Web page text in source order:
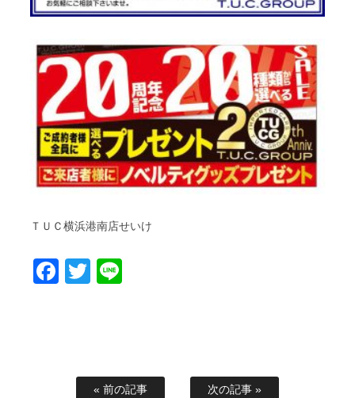
ＴＵＣ横浜港南店せいけ
Facebook
Twitter
« 前の記事 次の記事 »